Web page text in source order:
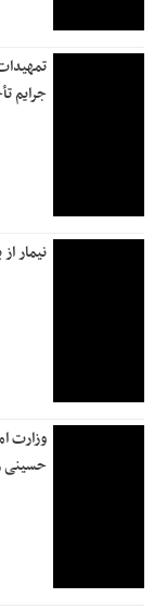
جرایم
نیمار
وزارت
حسینی